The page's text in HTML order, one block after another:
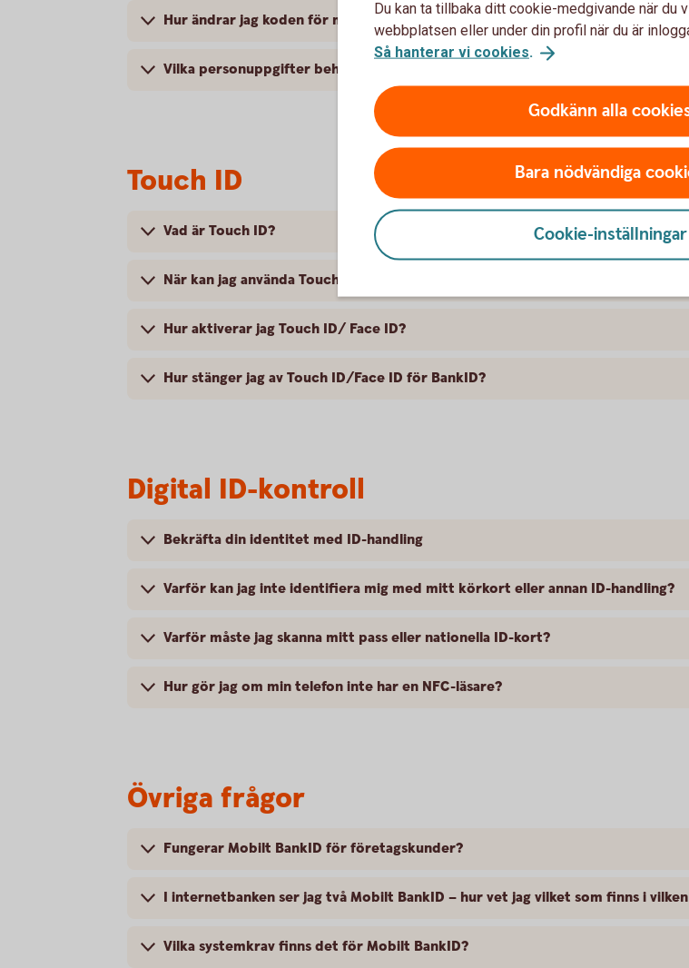
Hur ändrar jag koden för mitt Mobila BankID?
Vilka personuppgifter behandlas när jag använder mitt BankID?
Touch ID
Vad är Touch ID?
När kan jag använda Touch ID/Face ID?
Hur aktiverar jag Touch ID/ Face ID?
Hur stänger jag av Touch ID/Face ID för BankID?
Digital ID-kontroll
Bekräfta din identitet med ID-handling
Varför kan jag inte identifiera mig med mitt körkort eller annan ID-handling?
Varför måste jag skanna mitt pass eller nationella ID-kort?
Hur gör jag om min telefon inte har en NFC-läsare?
Övriga frågor
Fungerar Mobilt BankID för företagskunder?
I internetbanken ser jag två Mobilt BankID – hur vet jag vilket som finns i
Vilka systemkrav finns det för Mobilt BankID?
Du kan ta tillbaka ditt cookie-medgivande när du
webbplatsen eller under din profil när du är
Så hanterar vi cookies.
Godkänn alla
Bara nödvändiga
Cookie-inställningar